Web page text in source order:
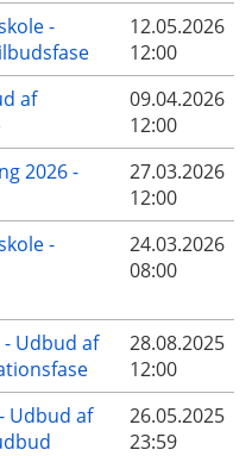
-
12.05.2026
12:00
af
09.04.2026
12:00
2026 -
27.03.2026
12:00
-
24.03.2026
08:00
Udbud af
28.08.2025
12:00
Udbud af
26.05.2025
23:59